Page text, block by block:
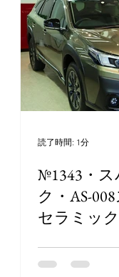
№1343・ス
ク・AS-
セラミッ
読了時間: 1分